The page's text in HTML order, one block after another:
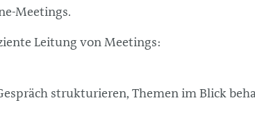
Meetings.
Leitung von Meetings:
strukturieren, Themen im Blick